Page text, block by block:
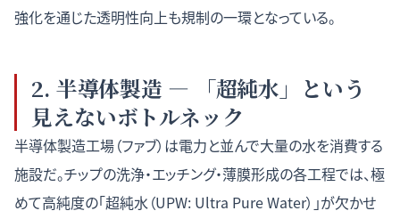
強化を通じた透明性向上も規制の一環となっている。
2. 半導体製造 — 「超純水」という
見えないボトルネック
半導体製造工場（ファブ）は電力と並んで大量の水を消費する
施設だ。チップの洗浄・エッチング・薄膜形成の各工程では、極
めて高純度の「超純水（UPW: Ultra Pure Water）」が欠かせ